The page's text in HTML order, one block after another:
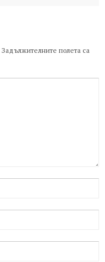
Задължителните полета са